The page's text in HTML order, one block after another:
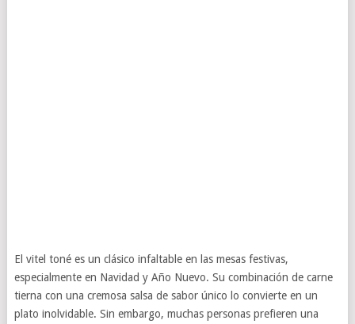
El vitel toné es un clásico infaltable en las mesas festivas,
especialmente en Navidad y Año Nuevo. Su combinación de carne
tierna con una cremosa salsa de sabor único lo convierte en un
plato inolvidable. Sin embargo, muchas personas prefieren una